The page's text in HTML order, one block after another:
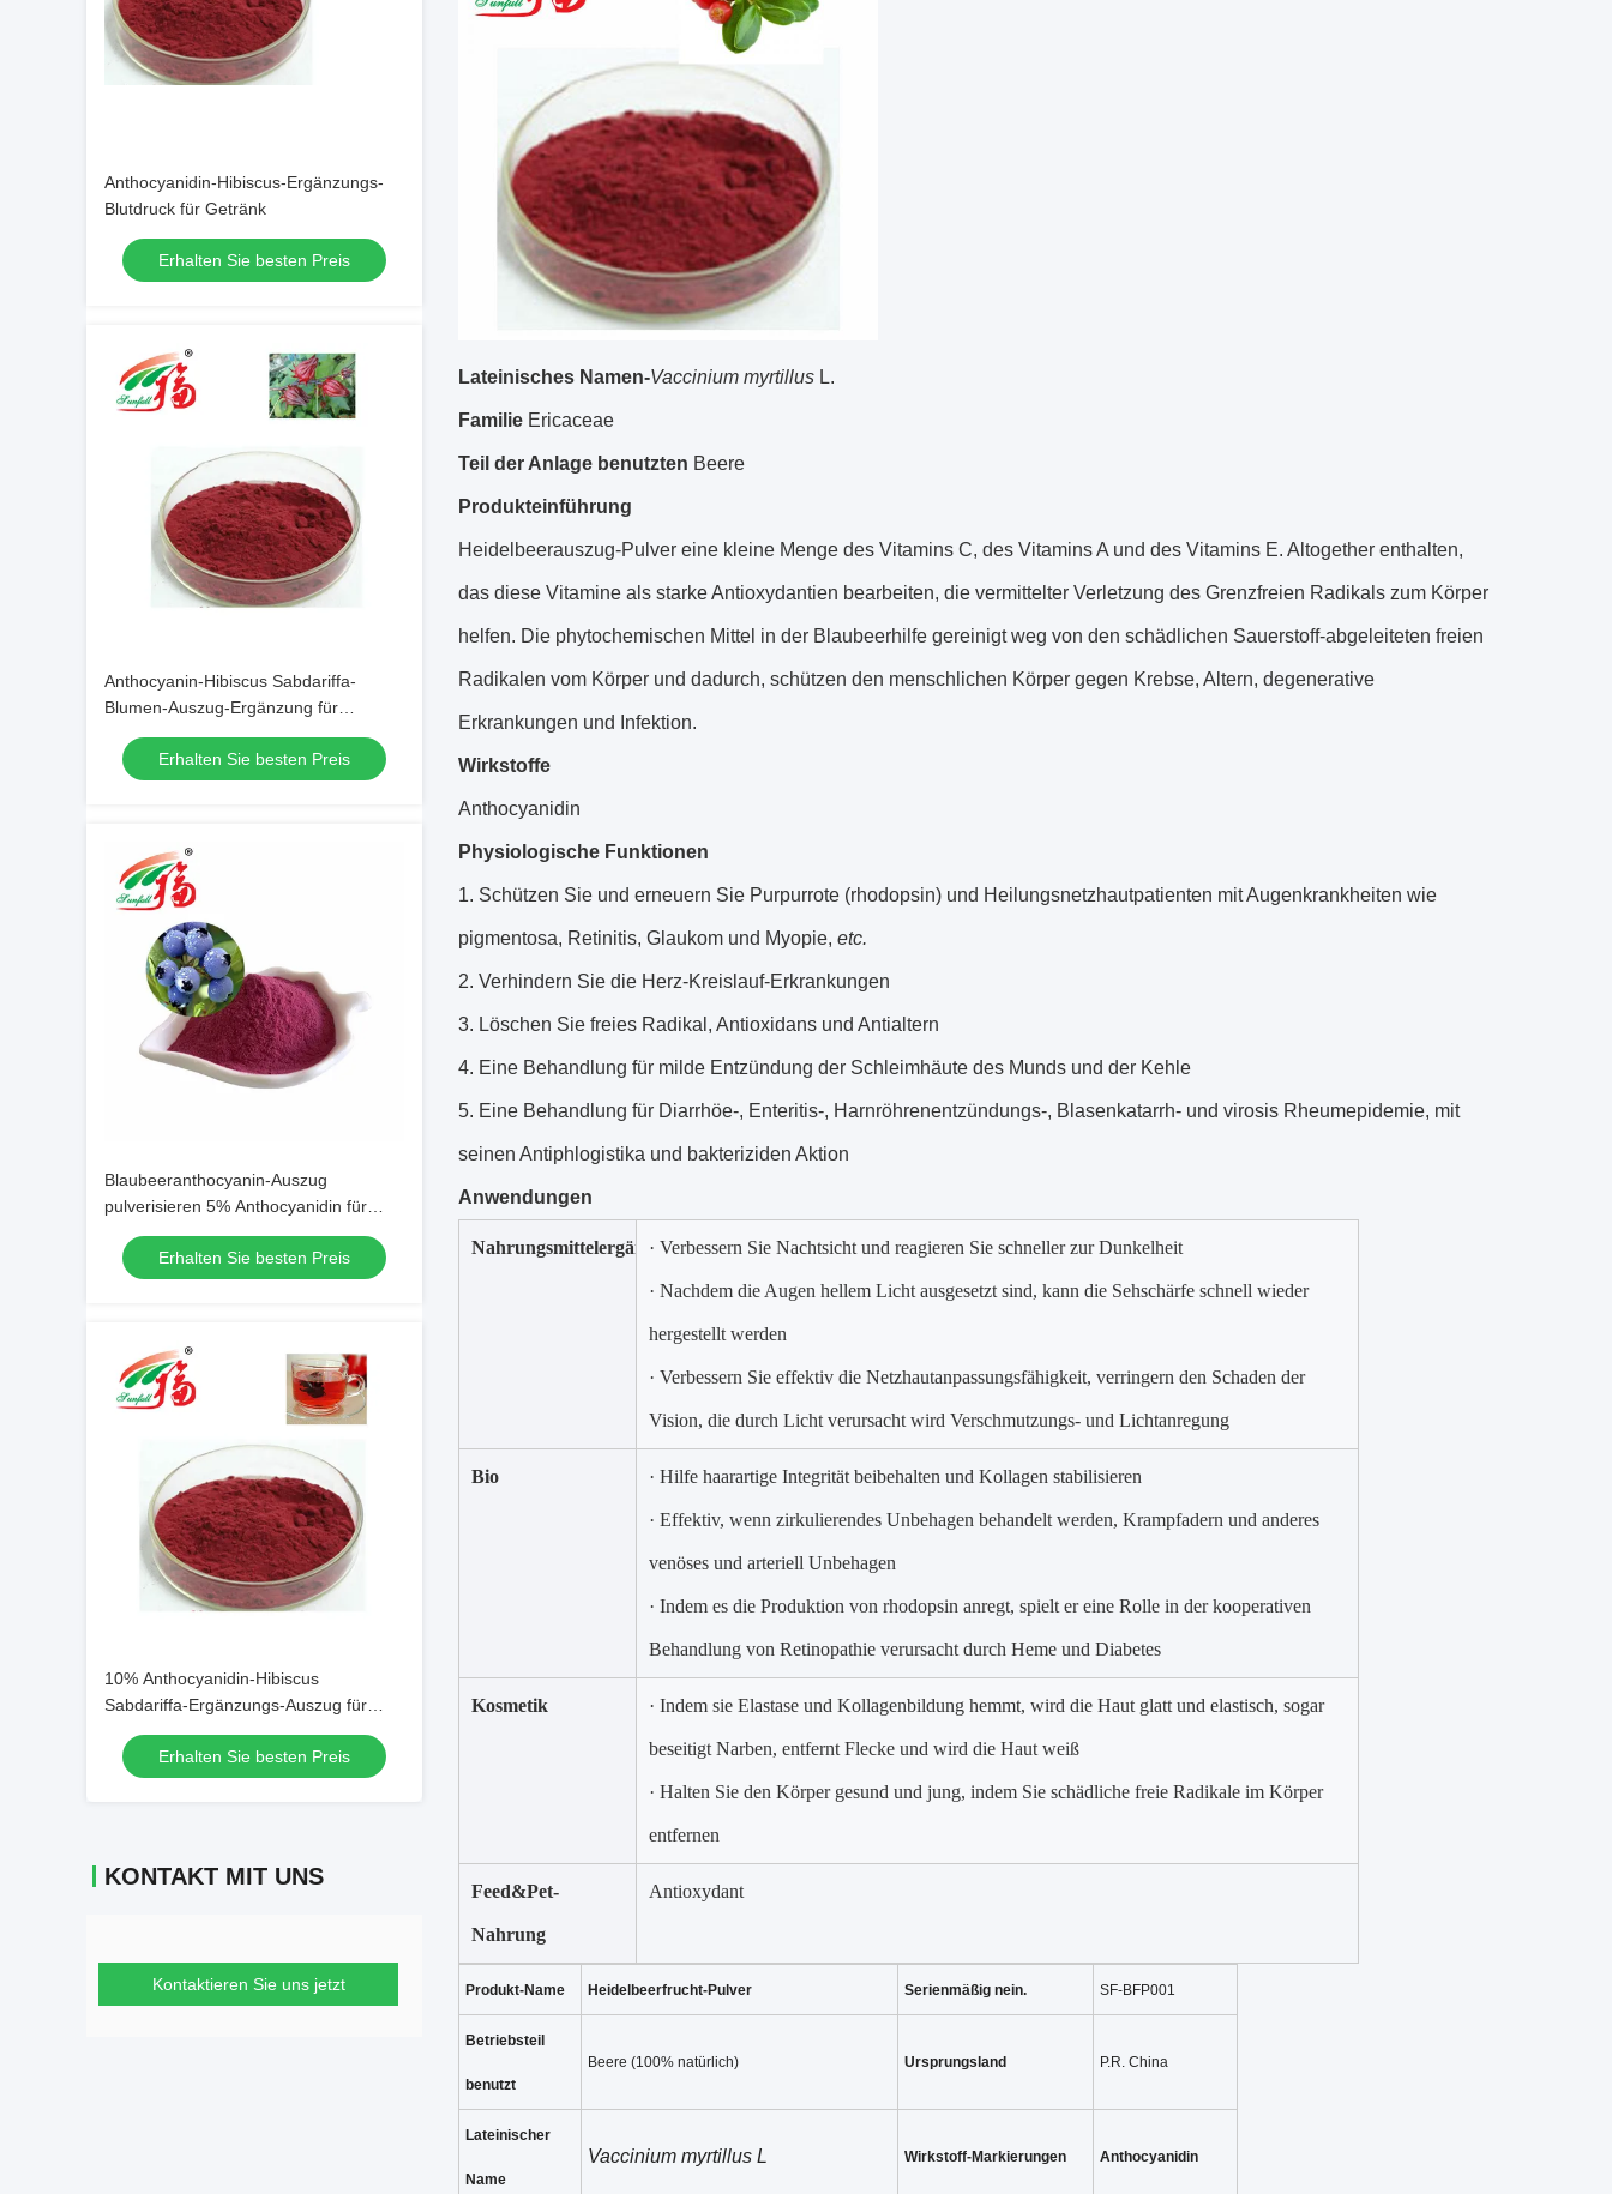
Anthocyanidin-Hibiscus-Ergänzungs-
Blutdruck für Getränk
Erhalten Sie besten Preis
Anthocyanin-Hibiscus Sabdariffa-
Blumen-Auszug-Ergänzung für
Kosmetik-Bestandteile
Erhalten Sie besten Preis
Blaubeeranthocyanin-Auszug
pulverisieren 5% Anthocyanidin für
Lebensmittel-Zusatzstoff
Erhalten Sie besten Preis
10% Anthocyanidin-Hibiscus
Sabdariffa-Ergänzungs-Auszug für
Lebensmittel-Zusatzstoff
Erhalten Sie besten Preis
KONTAKT MIT UNS
Kontaktieren Sie uns jetzt
Lateinisches Namen-Vaccinium myrtillus L.
Familie Ericaceae
Teil der Anlage benutzten Beere
Produkteinführung
Heidelbeerauszug-Pulver eine kleine Menge des Vitamins C, des Vitamins A und des Vitamins E. Altogether enthalten,
das diese Vitamine als starke Antioxydantien bearbeiten, die vermittelter Verletzung des Grenzfreien Radikals zum Körper
helfen. Die phytochemischen Mittel in der Blaubeerhilfe gereinigt weg von den schädlichen Sauerstoff-abgeleiteten freien
Radikalen vom Körper und dadurch, schützen den menschlichen Körper gegen Krebse, Altern, degenerative
Erkrankungen und Infektion.
Wirkstoffe
Anthocyanidin
Physiologische Funktionen
Schützen Sie und erneuern Sie Purpurrote (rhodopsin) und Heilungsnetzhautpatienten mit Augenkrankheiten wie
pigmentosa, Retinitis, Glaukom und Myopie, etc.
Verhindern Sie die Herz-Kreislauf-Erkrankungen
Löschen Sie freies Radikal, Antioxidans und Antialtern
Eine Behandlung für milde Entzündung der Schleimhäute des Munds und der Kehle
Eine Behandlung für Diarrhöe-, Enteritis-, Harnröhrenentzündungs-, Blasenkatarrh- und virosis Rheumepidemie, mit
seinen Antiphlogistika und bakteriziden Aktion
Anwendungen
Nahrungsmittelergänzung· Verbessern Sie Nachtsicht und reagieren Sie schneller zur Dunkelheit
· Nachdem die Augen hellem Licht ausgesetzt sind, kann die Sehschärfe schnell wieder
hergestellt werden
· Verbessern Sie effektiv die Netzhautanpassungsfähigkeit, verringern den Schaden der
Vision, die durch Licht verursacht wird Verschmutzungs- und Lichtanregung
Bio · Hilfe haarartige Integrität beibehalten und Kollagen stabilisieren
· Effektiv, wenn zirkulierendes Unbehagen behandelt werden, Krampfadern und anderes
venöses und arteriell Unbehagen
· Indem es die Produktion von rhodopsin anregt, spielt er eine Rolle in der kooperativen
Behandlung von Retinopathie verursacht durch Heme und Diabetes
Kosmetik · Indem sie Elastase und Kollagenbildung hemmt, wird die Haut glatt und elastisch, sogar
beseitigt Narben, entfernt Flecke und wird die Haut weiß
· Halten Sie den Körper gesund und jung, indem Sie schädliche freie Radikale im Körper
entfernen
Feed&Pet-
Nahrung
Antioxydant
Produkt-Name Heidelbeerfrucht-Pulver Serienmäßig nein. SF-BFP001
Betriebsteil
benutzt
Beere (100% natürlich) Ursprungsland P.R. China
Lateinischer
Name
Vaccinium myrtillus L Wirkstoff-Markierungen Anthocyanidin